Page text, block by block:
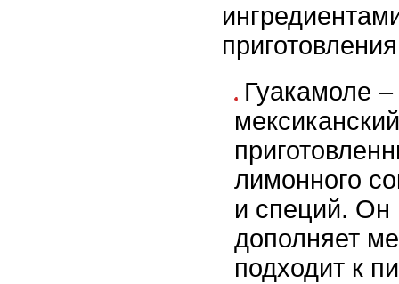
Гуакамоле –
лимонного
и специй. Он
дополняет
подходит к